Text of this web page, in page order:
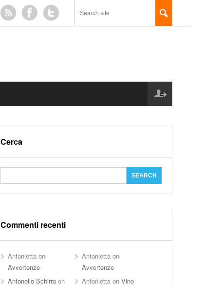
Cerca
Commenti recenti
Antoniettaon
Avvertenze
Antonietta on
Avvertenze
Antonello Schirraon
Antonietta onVino